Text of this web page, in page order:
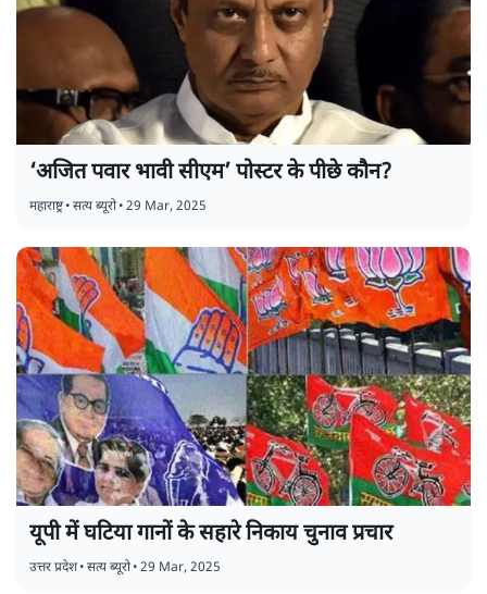
‘अजित पवार भावी सीएम’ पोस्टर के पीछे कौन?
महाराष्ट्र•सत्य ब्यूरो•29 Mar, 2025
यूपी में घटिया गानों के सहारे निकाय चुनाव प्रचार
उत्तर प्रदेश•सत्य ब्यूरो•29 Mar, 2025